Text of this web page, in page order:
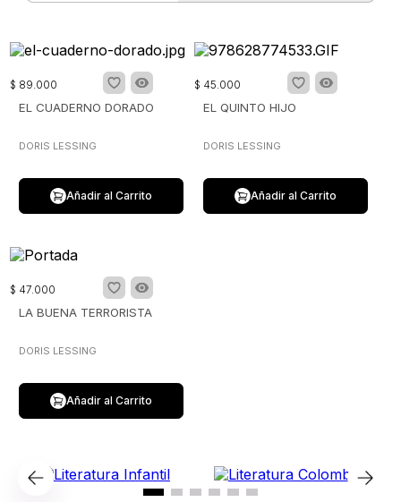
$ 89.000
EL CUADERNO DORADO
DORIS LESSING
Añadir al Carrito
$ 45.000
EL QUINTO HIJO
DORIS LESSING
Añadir al Carrito
$ 47.000
LA BUENA TERRORISTA
DORIS LESSING
Añadir al Carrito